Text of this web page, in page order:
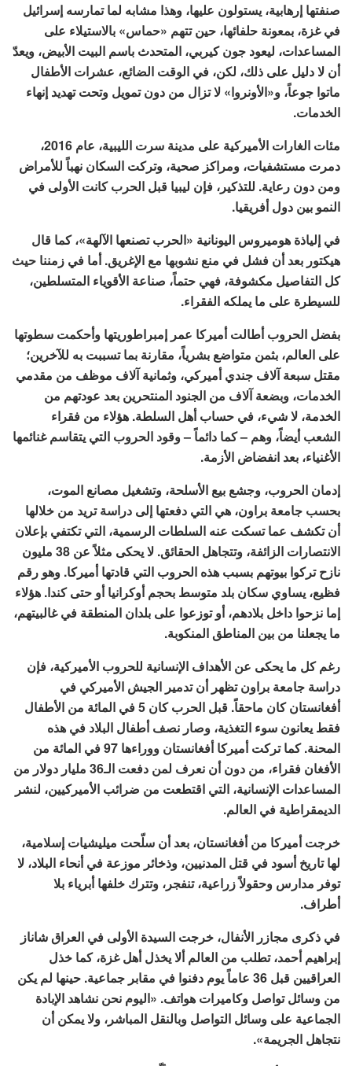
صنفتها إرهابية، يستولون عليها، وهذا مشابه لما تمارسه إسرائيل
في غزة، بمعونة حلفائها، حين تتهم «حماس» بالاستيلاء على
المساعدات، ليعود جون كيربي، المتحدث باسم البيت الأبيض، ويعدّ
أن لا دليل على ذلك، لكن، في الوقت الضائع، عشرات الأطفال
ماتوا جوعاً، و«الأونروا» لا تزال من دون تمويل وتحت تهديد إنهاء
الخدمات.
مئات الغارات الأميركية على مدينة سرت الليبية، عام 2016،
دمرت مستشفيات، ومراكز صحية، وتركت السكان نهباً للأمراض
ومن دون رعاية. للتذكير، فإن ليبيا قبل الحرب كانت الأولى في
النمو بين دول أفريقيا.
في إلياذة هوميروس اليونانية «الحرب تصنعها الآلهة»، كما قال
هيكتور بعد أن فشل في منع نشوبها مع الإغريق. أما في زمننا حيث
كل التفاصيل مكشوفة، فهي حتماً، صناعة الأقوياء المتسلطين،
للسيطرة على ما يملكه الفقراء.
بفضل الحروب أطالت أميركا عمر إمبراطوريتها وأحكمت سطوتها
على العالم، بثمن متواضع بشرياً، مقارنة بما تسببت به للآخرين؛
مقتل سبعة آلاف جندي أميركي، وثمانية آلاف موظف من مقدمي
الخدمات، وبضعة آلاف من الجنود المنتحرين بعد عودتهم من
الخدمة، لا شيء، في حساب أهل السلطة. هؤلاء من فقراء
الشعب أيضاً، وهم – كما دائماً – وقود الحروب التي يتقاسم غنائمها
الأغنياء، بعد انفضاض الأزمة.
إدمان الحروب، وجشع بيع الأسلحة، وتشغيل مصانع الموت،
بحسب جامعة براون، هي التي دفعتها إلى دراسة تريد من خلالها
أن تكشف عما تسكت عنه السلطات الرسمية، التي تكتفي بإعلان
الانتصارات الزائفة، وتتجاهل الحقائق. لا يحكى مثلاً عن 38 مليون
نازح تركوا بيوتهم بسبب هذه الحروب التي قادتها أميركا. وهو رقم
فظيع، يساوي سكان بلد متوسط بحجم أوكرانيا أو حتى كندا. هؤلاء
إما نزحوا داخل بلادهم، أو توزعوا على بلدان المنطقة في غالبيتهم،
ما يجعلنا من بين المناطق المنكوبة.
رغم كل ما يحكى عن الأهداف الإنسانية للحروب الأميركية، فإن
دراسة جامعة براون تظهر أن تدمير الجيش الأميركي في
أفغانستان كان ماحقاً. قبل الحرب كان 5 في المائة من الأطفال
فقط يعانون سوء التغذية، وصار نصف أطفال البلاد في هذه
المحنة. كما تركت أميركا أفغانستان ووراءها 97 في المائة من
الأفغان فقراء، من دون أن نعرف لمن دفعت الـ36 مليار دولار من
المساعدات الإنسانية، التي اقتطعت من ضرائب الأميركيين، لنشر
الديمقراطية في العالم.
خرجت أميركا من أفغانستان، بعد أن سلّحت ميليشيات إسلامية،
لها تاريخ أسود في قتل المدنيين، وذخائر موزعة في أنحاء البلاد، لا
توفر مدارس وحقولاً زراعية، تنفجر، وتترك خلفها أبرياء بلا
أطراف.
في ذكرى مجازر الأنفال، خرجت السيدة الأولى في العراق شاناز
إبراهيم أحمد، تطلب من العالم ألا يخذل أهل غزة، كما خذل
العراقيين قبل 36 عاماً يوم دفنوا في مقابر جماعية. حينها لم يكن
من وسائل تواصل وكاميرات هواتف. «اليوم نحن نشاهد الإبادة
الجماعية على وسائل التواصل وبالنقل المباشر، ولا يمكن أن
نتجاهل الجريمة».